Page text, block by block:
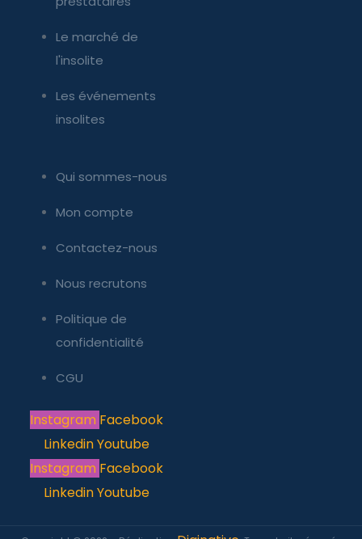
Le marché de
l'insolite
Les événements
insolites
Qui sommes-nous
Mon compte
Contactez-nous
Nous recrutons
Politique de
confidentialité
CGU
Instagram Facebook
LinkedinYoutube
Instagram Facebook
LinkedinYoutube